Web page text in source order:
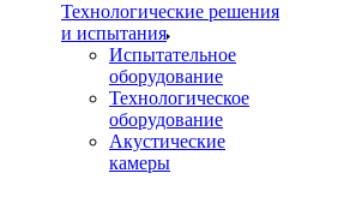
Технологические решения
и испытания
Испытательное
оборудование
Технологическое
оборудование
Акустические
камеры